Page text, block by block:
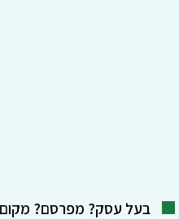
בעל עסק? מפרסם? מקום